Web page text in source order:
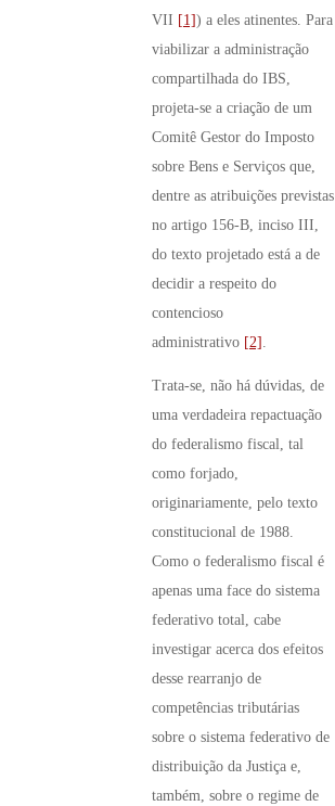
VII [1]) a eles atinentes. Para
viabilizar a administração
compartilhada do IBS,
projeta-se a criação de um
Comitê Gestor do Imposto
sobre Bens e Serviços que,
dentre as atribuições previstas
no artigo 156-B, inciso III,
do texto projetado está a de
decidir a respeito do
contencioso
administrativo [2]
Trata-se, não há dúvidas, de
uma verdadeira repactuação
do federalismo fiscal, tal
como forjado,
originariamente, pelo texto
constitucional de 1988.
Como o federalismo fiscal é
apenas uma face do sistema
federativo total, cabe
investigar acerca dos efeitos
desse rearranjo de
competências tributárias
sobre o sistema federativo de
distribuição da Justiça e,
também, sobre o regime de